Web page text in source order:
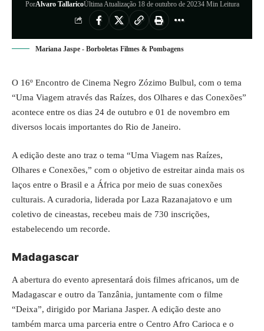
PorAlvaro TallaricoÚltima Atualização 18 de outubro de 20234 Min Leitura
Mariana Jaspe - Borboletas Filmes & Pombagens
O 16º Encontro de Cinema Negro Zózimo Bulbul, com o tema
“Uma Viagem através das Raízes, dos Olhares e das Conexões”
acontece entre os dias 24 de outubro e 01 de novembro em
diversos locais importantes do Rio de Janeiro.
A edição deste ano traz o tema “Uma Viagem nas Raízes,
Olhares e Conexões,” com o objetivo de estreitar ainda mais os
laços entre o Brasil e a África por meio de suas conexões
culturais. A curadoria, liderada por Laza Razanajatovo e um
coletivo de cineastas, recebeu mais de 730 inscrições,
estabelecendo um recorde.
Madagascar
A abertura do evento apresentará dois filmes africanos, um de
Madagascar e outro da Tanzânia, juntamente com o filme
“Deixa”, dirigido por Mariana Jasper. A edição deste ano
também marca uma parceria entre o Centro Afro Carioca e o